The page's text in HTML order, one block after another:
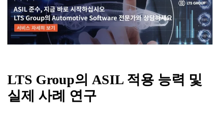
LTS Group의 ASIL 적용 능력 및
실제
사례 연구